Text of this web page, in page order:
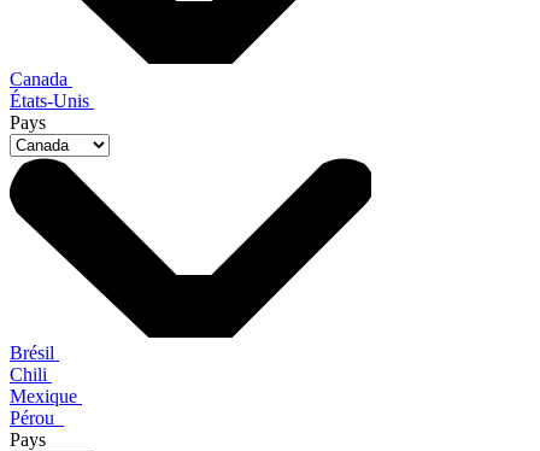
Canada
États-Unis
Pays
Brésil
Chili
Mexique
Pérou
Pays